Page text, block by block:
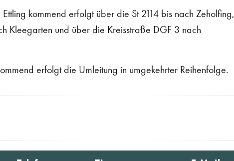
kommend erfolgt über die St 2114 bis nach Zeholfing,
Kleegarten und über die Kreisstraße DGF 3 nach
erfolgt die Umleitung in umgekehrter Reihenfolge.